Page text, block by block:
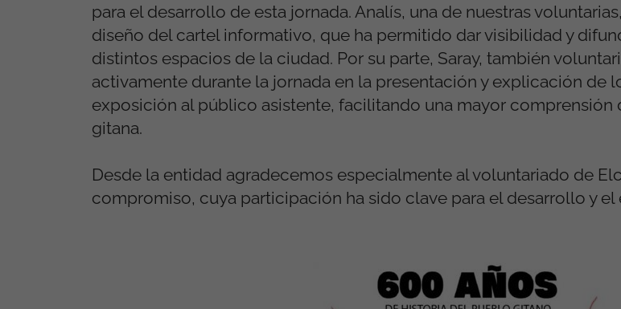
para el desarrollo de esta jornada. Analís, una de nuestras
diseño del cartel informativo, que ha permitido dar visibilidad y
distintos espacios de la ciudad. Por su parte, Saray, también
activamente durante la jornada en la presentación y explicación de
exposición al público asistente, facilitando una mayor comprensión
gitana.
Desde la entidad agradecemos especialmente al voluntariado de
compromiso, cuya participación ha sido clave para el desarrollo y el